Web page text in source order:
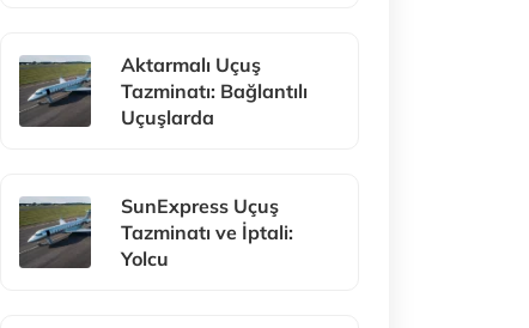
Aktarmalı Uçuş
Tazminatı: Bağlantılı
Uçuşlarda
SunExpress Uçuş
Tazminatı ve İptali:
Yolcu